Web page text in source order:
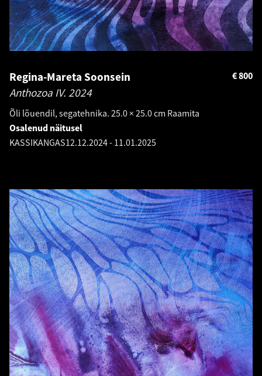
Regina-Mareta Soonsein
Anthozoa IV. 2024
Õli lõuendil, segatehnika. 25.0 × 25.0 cm Raamita
800
€
Osalenud näitusel
KASSIKANGAS12.12.2024- 11.01.2025